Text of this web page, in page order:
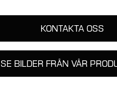
KONTAKTA OSS
SE BILDER FRÅN VÅR